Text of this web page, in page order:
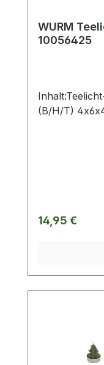
WURM
10056425
(B/H/T)
Regulärer
14,95 €